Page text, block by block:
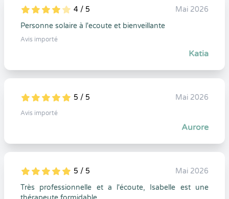
5
1
4
0 4 / 5
Mai 2026
Personne solaire à l'ecoute et bienveillante
Avis importé
Katia
5
1
5
0 5 / 5 Mai 2026
Avis importé
Aurore
5
1
5
0 5 / 5
Mai 2026
Très professionnelle et a l'écoute, Isabelle est une